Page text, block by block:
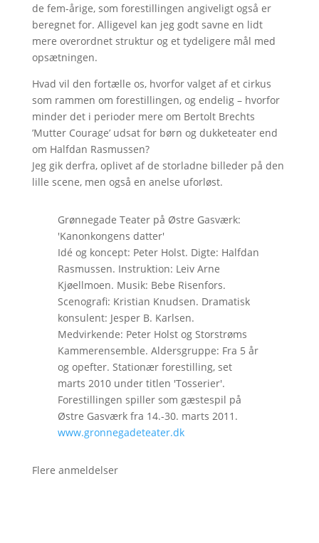
de fem-årige, som forestillingen angiveligt også er
beregnet for. Alligevel kan jeg godt savne en lidt
mere overordnet struktur og et tydeligere mål med
opsætningen.
Hvad vil den fortælle os, hvorfor valget af et cirkus
som rammen om forestillingen, og endelig – hvorfor
minder det i perioder mere om Bertolt Brechts
’Mutter Courage’ udsat for børn og dukketeater end
om Halfdan Rasmussen?
Jeg gik derfra, oplivet af de storladne billeder på den
lille scene, men også en anelse uforløst.
Grønnegade Teater på Østre Gasværk:
'Kanonkongens datter'
Idé og koncept: Peter Holst. Digte: Halfdan
Rasmussen. Instruktion: Leiv Arne
Kjøellmoen. Musik: Bebe Risenfors.
Scenografi: Kristian Knudsen. Dramatisk
konsulent: Jesper B. Karlsen.
Medvirkende: Peter Holst og Storstrøms
Kammerensemble. Aldersgruppe: Fra 5 år
og opefter. Stationær forestilling, set
marts 2010 under titlen 'Tosserier'.
Forestillingen spiller som gæstespil på
Østre Gasværk fra 14.-30. marts 2011.
www.gronnegadeteater.dk
Flere anmeldelser